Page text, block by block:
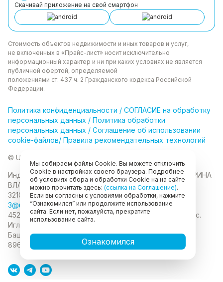
Скачивай приложение на свой смартфон
Стоимость объектов недвижимости и иных товаров и услуг,
не включенных в «Прайс-лист» носит исключительно
информационный характер и ни при каких условиях не является
публичной офертой, определяемой
положениями ст. 437 ч. 2 Гражданского кодекса Российской
Федерации.
Политика конфиденциальности / СОГЛАСИЕ на обработку
персональных данных / Политика обработки
персональных данных / Соглашение об использовании
cookie-файлов/ Правила рекомендательных технологий
© Unikor 2026
Индивидуальный предприниматель КОЛОМАСОВА ИРИНА
ВЛАДИМИРОВНАИНН 022403630403 ОГРНИП
321028000134889
3@unikor.company
452410, Республика Башкортостан, Иглинский район, с.
Иглино, ул. Вербная, д. 9
Башкортостан, город Уфа, ул. Мустая Карима, д.6
89625477020
Мы собираем файлы Cookie. Вы можете отключить
Cookie в настройках своего браузера. Подробнее
об условиях сбора и обработки Cookie на на сайте
можно прочитать здесь: (ссылка на Соглашение).
Если вы согласны с условиями обработки, нажмите
“Ознакомился” или продолжите использование
сайта. Если нет, пожалуйста, прекратите
использование сайта.
Ознакомился